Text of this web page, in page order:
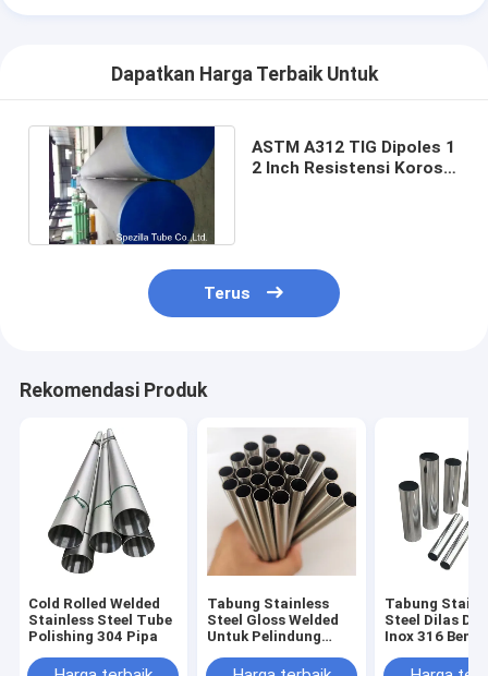
Dapatkan Harga Terbaik Untuk
ASTM A312 TIG Dipoles 1
2 Inch Resistensi Korosi
Terus
Rekomendasi Produk
Cold Rolled Welded
Stainless Steel Tube
Polishing 304 Pipa
Tabung Stainless
Steel Gloss Welded
Untuk Pelindung
Tabung
Steel Dilas
Inox 316